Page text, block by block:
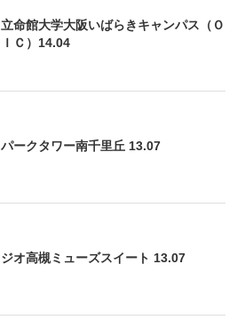
立命館大学大阪いばらきキャンパス（Ｏ
ＩＣ）14.04
パークタワー南千里丘 13.07
ジオ高槻ミューズスイート 13.07